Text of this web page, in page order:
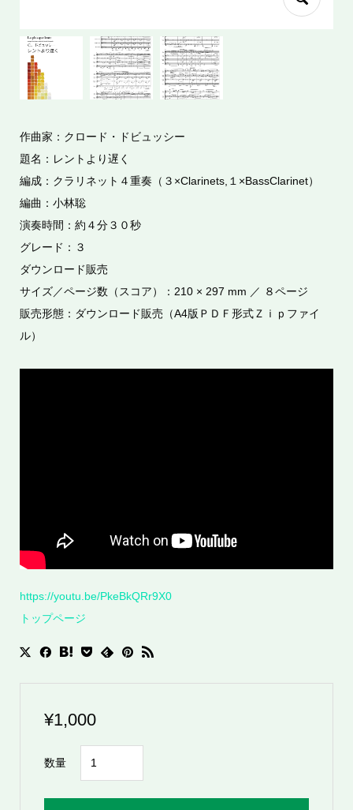
作曲家：クロード・ドビュッシー
題名：レントより遅く
編成：クラリネット４重奏（３×Clarinets,１×BassClarinet）
編曲：小林聡
演奏時間：約４分３０秒
グレード：３
ダウンロード販売
サイズ／ページ数（スコア）：210 × 297 mm ／ ８ページ
販売形態：ダウンロード販売（A4版ＰＤＦ形式Ｚｉｐファイ
ル）
https://youtu.be/PkeBkQRr9X0
トップページ
¥1,000
数量
ビ
ュ